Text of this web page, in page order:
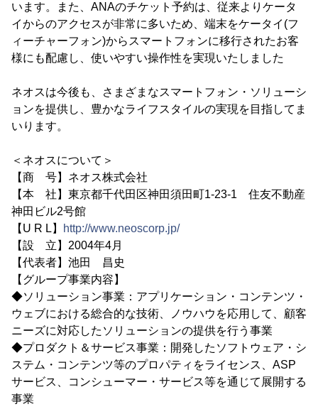
います。また、ANAのチケット予約は、従来よりケータ
イからのアクセスが非常に多いため、端末をケータイ(フ
ィーチャーフォン)からスマートフォンに移行されたお客
様にも配慮し、使いやすい操作性を実現いたしました
ネオスは今後も、さまざまなスマートフォン・ソリューシ
ョンを提供し、豊かなライフスタイルの実現を目指してま
いります。
＜ネオスについて＞
【商 号】ネオス株式会社
【本 社】東京都千代田区神田須田町1-23-1 住友不動産
神田ビル2号館
【U R L】
http://www.neoscorp.jp/
【設 立】2004年4月
【代表者】池田 昌史
【グループ事業内容】
◆ソリューション事業：アプリケーション・コンテンツ・
ウェブにおける総合的な技術、ノウハウを応用して、顧客
ニーズに対応したソリューションの提供を行う事業
◆プロダクト＆サービス事業：開発したソフトウェア・シ
ステム・コンテンツ等のプロパティをライセンス、ASP
サービス、コンシューマー・サービス等を通じて展開する
事業